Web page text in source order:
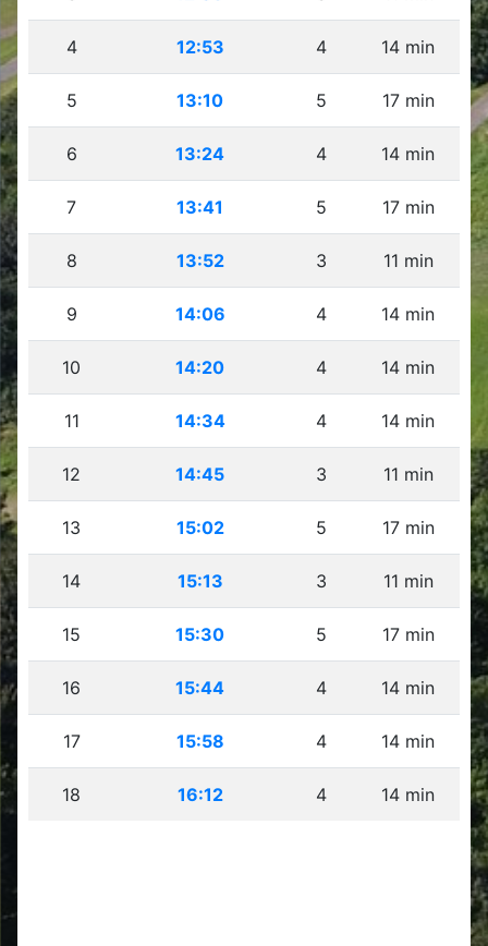
4 12:53 4 14 min
5 13:10 5 17 min
6 13:24 4 14 min
7 13:41 5 17 min
8 13:52 3 11 min
9 14:06 4 14 min
10 14:20 4 14 min
11 14:34 4 14 min
12 14:45 3 11 min
13 15:02 5 17 min
14 15:13 3 11 min
15 15:30 5 17 min
16 15:44 4 14 min
17 15:58 4 14 min
18 16:12 4 14 min